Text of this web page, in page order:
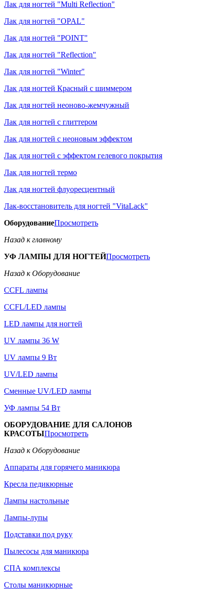
Лак для ногтей "Multi Reflection"
Лак для ногтей "OPAL"
Лак для ногтей "POINT"
Лак для ногтей "Reflection"
Лак для ногтей "Winter"
Лак для ногтей Красный с шиммером
Лак для ногтей неоново-жемчужный
Лак для ногтей с глиттером
Лак для ногтей с неоновым эффектом
Лак для ногтей с эффектом гелевого покрытия
Лак для ногтей термо
Лак для ногтей флуоресцентный
Лак-восстановитель для ногтей "VitaLack"
ОборудованиеПросмотреть
Назад к главному
УФ ЛАМПЫ ДЛЯ НОГТЕЙПросмотреть
Назад к Оборудование
CCFL лампы
CCFL/LED лампы
LED лампы для ногтей
UV лампы 36 W
UV лампы 9 Вт
UV/LED лампы
Сменные UV/LED лампы
УФ лампы 54 Вт
ОБОРУДОВАНИЕ ДЛЯ САЛОНОВ
КРАСОТЫПросмотреть
Назад к Оборудование
Аппараты для горячего маникюра
Кресла педикюрные
Лампы настольные
Лампы-лупы
Подставки под руку
Пылесосы для маникюра
СПА комплексы
Столы маникюрные